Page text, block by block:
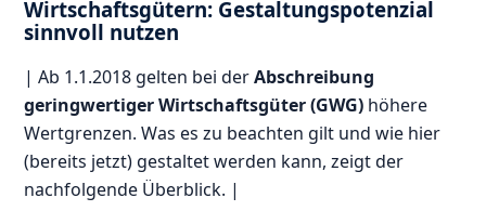
Wirtschaftsgütern: Gestaltungspotenzial
sinnvoll nutzen
| Ab 1.1.2018 gelten bei derAbschreibung
geringwertiger Wirtschaftsgüter (GWG) höhere
Wertgrenzen. Was es zu beachten gilt und wie hier
(bereits jetzt) gestaltet werden kann, zeigt der
nachfolgende Überblick. |